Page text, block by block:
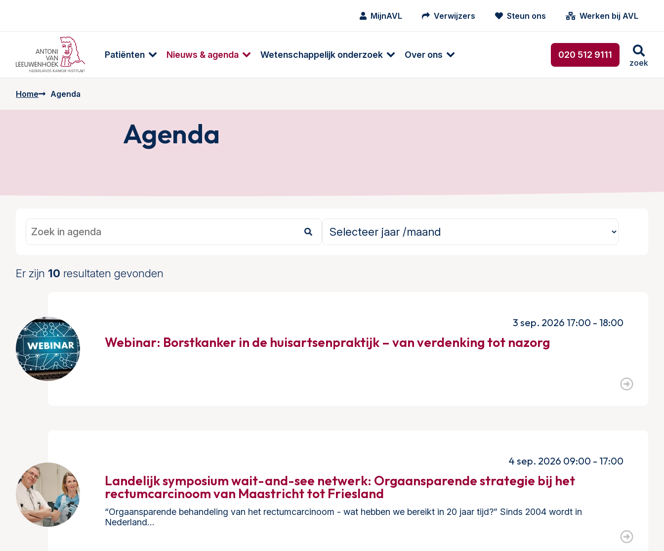
MijnAVL Verwijzers Steun ons Werken bij AVL
Patiënten Nieuws & agenda Wetenschappelijk onderzoek Over ons 020 512 9111
zoek
Home Agenda
Agenda
Er zijn 10 resultaten gevonden
3 sep. 2026 17:00 - 18:00
Webinar: Borstkanker in de huisartsenpraktijk – van verdenking tot nazorg
4 sep. 2026 09:00 - 17:00
Landelijk symposium wait-and-see netwerk: Orgaansparende strategie bij het
rectumcarcinoom van Maastricht tot Friesland
“Orgaansparende behandeling van het rectumcarcinoom - wat hebben we bereikt in 20 jaar tijd?” Sinds 2004 wordt in
Nederland…